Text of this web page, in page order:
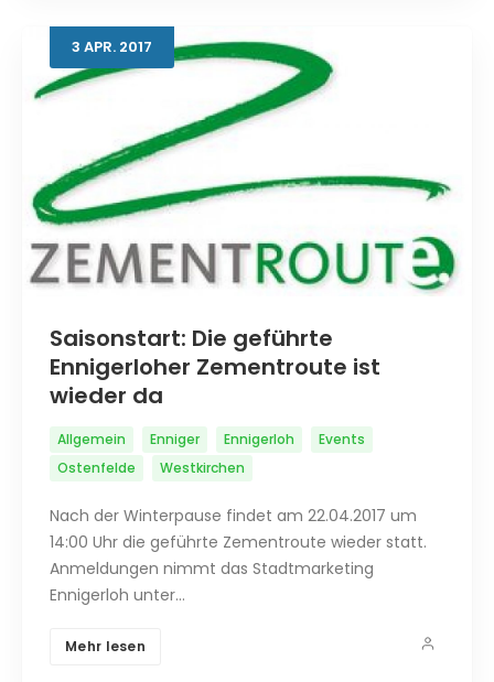
3 APR. 2017
Saisonstart: Die geführte
Ennigerloher Zementroute ist
wieder da
Allgemein Enniger Ennigerloh
Events
Ostenfelde
Westkirchen
Nach der Winterpause findet am 22.04.2017 um
14:00 Uhr die geführte Zementroute wieder statt.
Anmeldungen nimmt das Stadtmarketing
Ennigerloh unter…
Mehr lesen